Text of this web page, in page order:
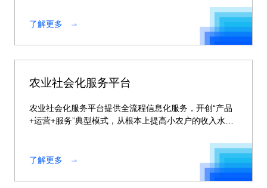
了解更多
农业社会化服务平台
农业社会化服务平台提供全流程信息化服务，开创“产品
+运营+服务”典型模式，从根本上提高小农户的收入水
了解更多